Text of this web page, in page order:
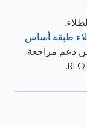
طبقة أساس
دعم مراجعة